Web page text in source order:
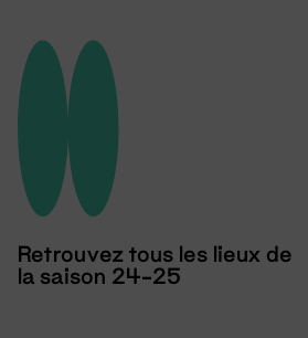
Retrouvez tous les lieux de
la saison 24-25